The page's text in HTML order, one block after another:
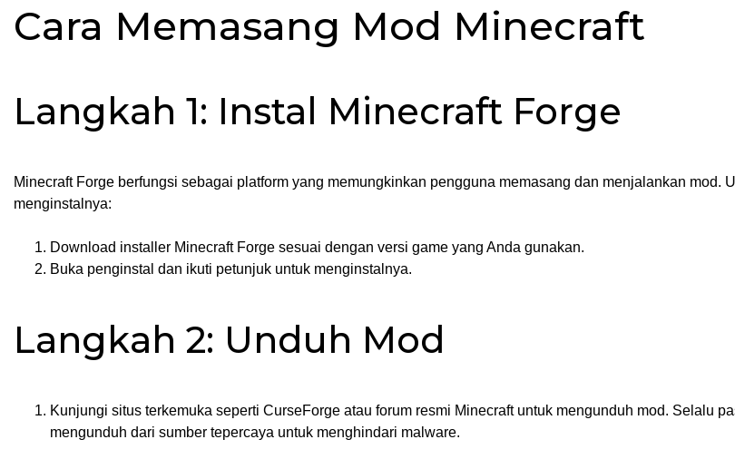
Cara Memasang Mod Minecraft
Langkah 1: Instal Minecraft Forge
Minecraft Forge berfungsi sebagai platform yang memungkinkan pengguna memasang dan menjalankan mod.
menginstalnya:
Download installer Minecraft Forge sesuai dengan versi game yang Anda gunakan.
Buka penginstal dan ikuti petunjuk untuk menginstalnya.
Langkah 2: Unduh Mod
Kunjungi situs terkemuka seperti CurseForge atau forum resmi Minecraft untuk mengunduh mod. Selalu
mengunduh dari sumber tepercaya untuk menghindari malware.